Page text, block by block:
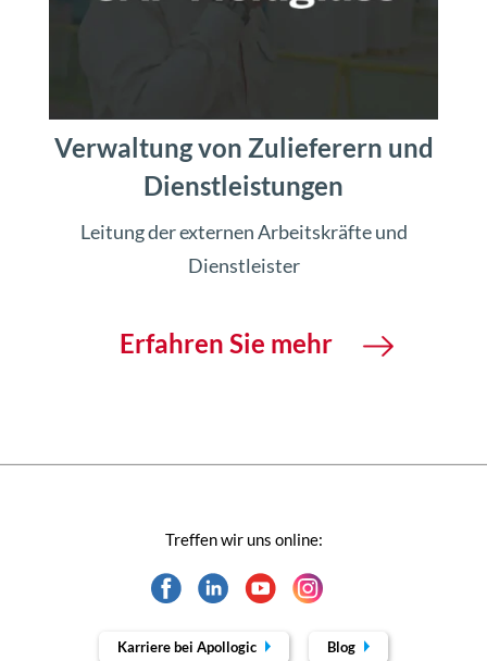
Verwaltung von Zulieferern und
Dienstleistungen
Leitung der externen Arbeitskräfte und
Dienstleister
Erfahren Sie mehr
Treffen wir uns online:
Karriere bei Apollogic Blog